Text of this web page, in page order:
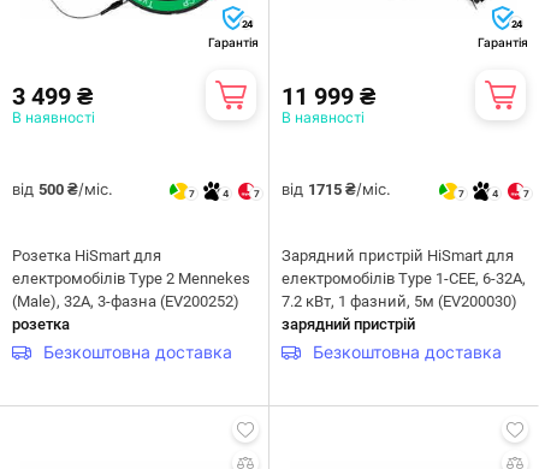
24
Гарантія
3 499 ₴
В наявності
від 500 ₴/міс. 7 4 7
Розетка HiSmart для
електромобілів Type 2 Mennekes
(Male), 32A, 3-фазна (EV200252)
розетка
Безкоштовна доставка
24
Гарантія
11 999 ₴
В наявності
від 1715 ₴/міс. 7 4 7
Зарядний пристрій HiSmart для
електромобілів Type 1-CEE, 6-32A,
7.2 кВт, 1 фазний, 5м (EV200030)
зарядний пристрій
Безкоштовна доставка